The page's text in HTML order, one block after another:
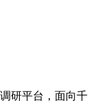
研平台，面向千